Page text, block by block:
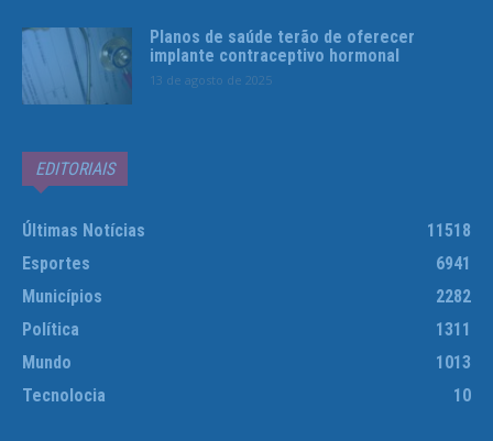
Planos de saúde terão de oferecer
implante contraceptivo hormonal
13 de agosto de 2025
EDITORIAIS
Últimas Notícias
11518
Esportes
6941
Municípios
2282
Política
1311
Mundo
1013
Tecnolocia
10